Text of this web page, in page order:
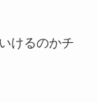
けるのかチ